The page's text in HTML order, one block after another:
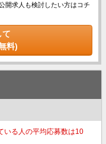
開求人も検討したい方はコチ
て
料)
いる人の平均応募数は10